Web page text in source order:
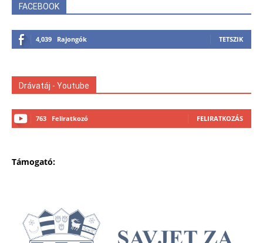
FACEBOOK
4,039 Rajongók TETSZIK
Drávatáj - Youtube
763 Feliratkozó FELIRATKOZÁS
Támogató: